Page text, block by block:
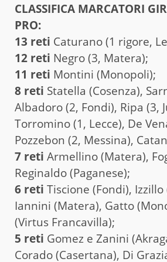
CLASSIFICA MARCATORI
PRO:
13 reti Caturano (1 rigore,
12 reti Negro (3, Matera);
11 reti Montini (Monopoli);
8 reti Statella (Cosenza),
Albadoro (2, Fondi), Ripa (3,
Torromino (1, Lecce), De
Pozzebon (2, Messina),
7 reti Armellino (Matera),
Reginaldo (Paganese);
6 reti Tiscione (Fondi), Izzillo
Iannini (Matera), Gatto
(Virtus Francavilla);
5 reti Gomez e Zanini
Corado (Casertana), Di